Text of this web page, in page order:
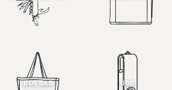
BOLSAS USB